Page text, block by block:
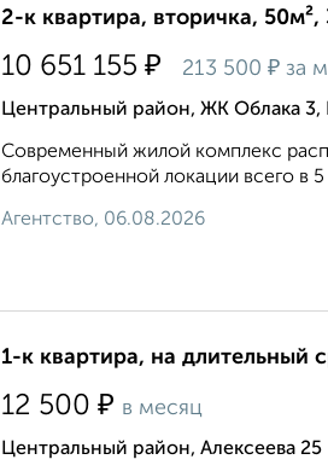
2-к квартира, вторичка,
10 651 155 ₽ 213 500 ₽ за
Центральный район, ЖК Облака 3,
Современный жилой комплекс
благоустроенной локации всего в
Агентство, 06.08.2026
1-к квартира, на длительный
12 500 ₽ в месяц
Центральный район, Алексеева 25